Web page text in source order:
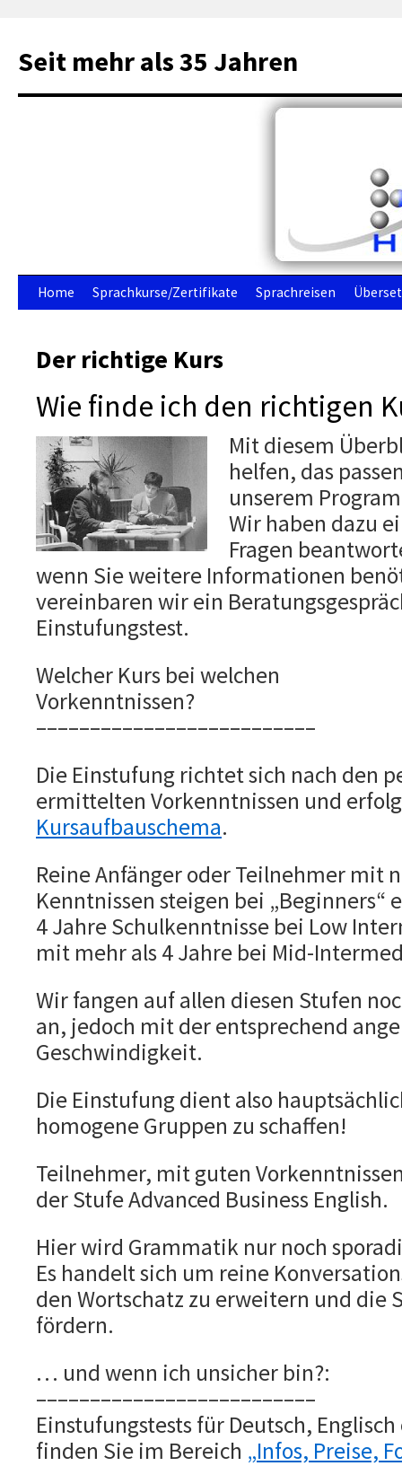
Seit mehr als 35 Jahren
Zum
springen
Home Sprachkurse/Zertifikate Sprachreisen
Der richtige Kurs
Wie finde ich den richtigen
Mit diesem
helfen, das
unserem
Wir haben dazu
Fragen
wenn Sie weitere Informationen
vereinbaren wir ein
Einstufungstest.
Welcher Kurs bei welchen
Vorkenntnissen?
––––––––––––––––––––––––––
Die Einstufung richtet sich nach den
ermittelten Vorkenntnissen und
Kursaufbauschema.
Reine Anfänger oder Teilnehmer mit
Kenntnissen steigen bei „Beginners“
4 Jahre Schulkenntnisse bei Low
mit mehr als 4 Jahre bei Mid-
Wir fangen auf allen diesen Stufen
an, jedoch mit der entsprechend
Geschwindigkeit.
Die Einstufung dient also
homogene Gruppen zu schaffen!
Teilnehmer, mit guten
der Stufe Advanced Business English.
Hier wird Grammatik nur noch
Es handelt sich um reine
den Wortschatz zu erweitern und die
fördern.
… und wenn ich unsicher bin?:
––––––––––––––––––––––––––
Einstufungstests für Deutsch, Englisch
finden Sie im Bereich „Infos, Preise,